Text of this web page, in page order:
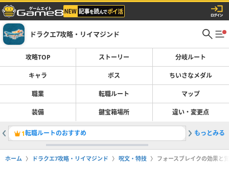
ドラクエ7攻略・リイマジンド
攻略TOP ストーリー 分岐ルート
キャラ ボス ちいさなメダル
職業 転職ルート マップ
装備 鍵宝箱場所 違い・変更点
1転職ルートのおすすめ 2ストー
もっとみる
ホーム ドラクエ7攻略・リイマジンド 呪文・特技 フォースブレイクの効果と